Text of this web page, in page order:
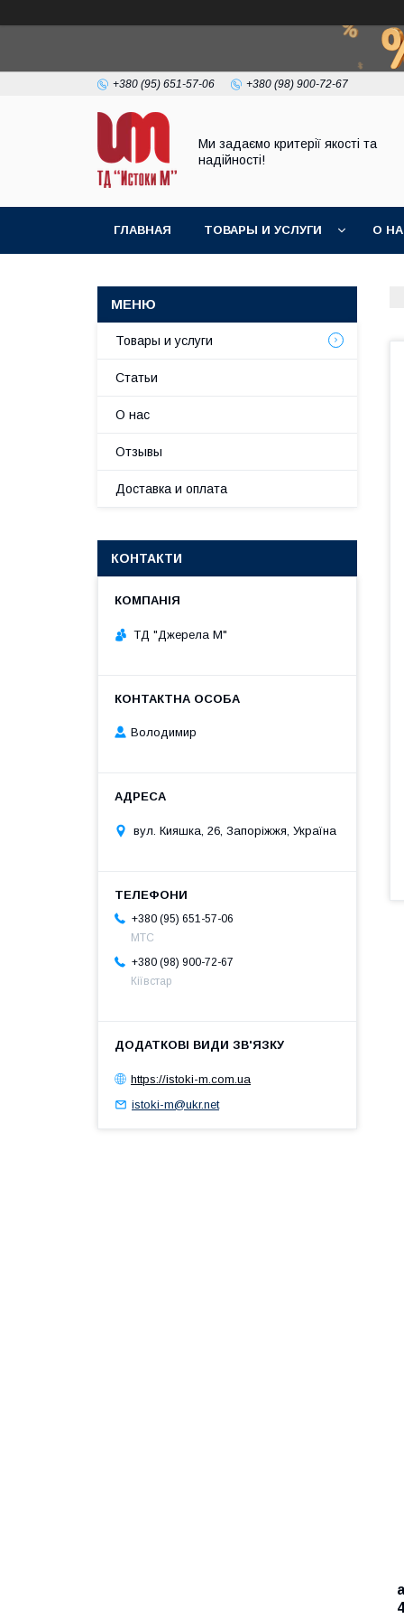
+380 (95) 651-57-06 +380 (98) 900-72-67
Ми задаємо критерії якості та
надійності!
ГЛАВНАЯ ТОВАРЫ И УСЛУГИ О
Товары и услуги
Статьи
О нас
Отзывы
Доставка и оплата
КОНТАКТИ
ТД "Джерела М"
Володимир
вул. Кияшка, 26, Запоріжжя, Україна
+380 (95) 651-57-06
MTC
+380 (98) 900-72-67
Кіївстар
https://istoki-m.com.ua
istoki-m@ukr.net